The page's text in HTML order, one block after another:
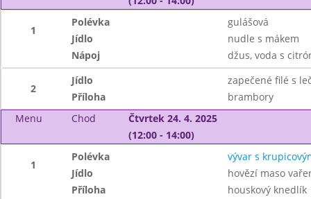
1
Polévka
gulášová
Jídlo
nudle s mákem
Nápoj
džus, voda s
2
Jídlo
zapečené filé s
Příloha
brambory
Menu
Chod
Čtvrtek 24. 4. 2025
(12:00 - 14:00)
1
Polévka
vývar s
Jídlo
hovězí maso
Příloha
houskový knedlík